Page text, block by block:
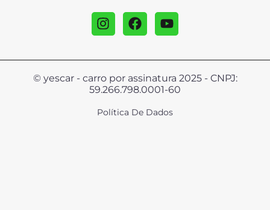
© yescar - carro por assinatura 2025 - CNPJ:
59.266.798.0001-60
Política De Dados